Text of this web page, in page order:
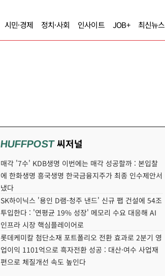
시민·경제 정치·사회 인사이트 JOB+ 최신뉴스
HUFFPOST씨저널
매각 '7수' KDB생명 이번에는 매각 성공할까 : 본입찰
에 한화생명 흥국생명 한국금융지주가 최종 인수제안서
냈다
SK하이닉스 '용인 D램-청주 낸드' 신규 팹 건설에 54조
투입한다 : '연평균 19% 성장' 메모리 수요 대응해 AI
인프라 시장 핵심플레이어로
롯데케미칼 첨단소재 포트폴리오 전환 효과로 2분기 영
업이익 1101억으로 흑자전환 성공 : 대산·여수 사업재
편으로 체질개선 속도 높인다